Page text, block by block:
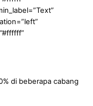
di beberapa cabang